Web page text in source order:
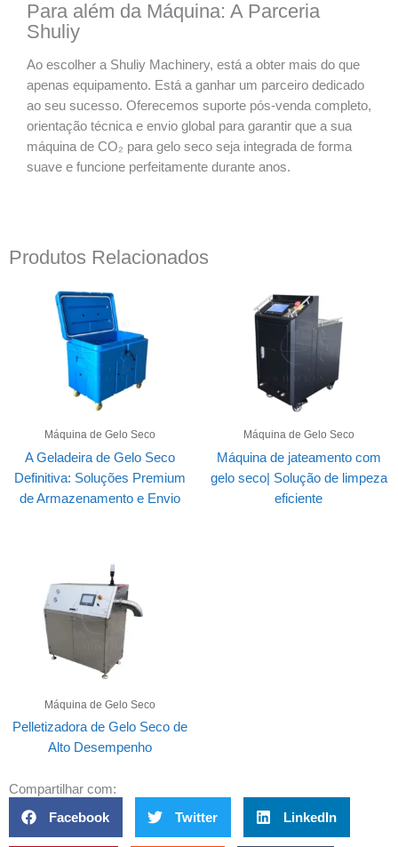
Para além da Máquina: A Parceria
Shuliy
Ao escolher a Shuliy Machinery, está a obter mais do que
apenas equipamento. Está a ganhar um parceiro dedicado
ao seu sucesso. Oferecemos suporte pós-venda completo,
orientação técnica e envio global para garantir que a sua
máquina de CO₂ para gelo seco seja integrada de forma
suave e funcione perfeitamente durante anos.
Produtos Relacionados
Máquina de Gelo Seco
A Geladeira de Gelo Seco
Definitiva: Soluções Premium
de Armazenamento e Envio
Máquina de Gelo Seco
Máquina de jateamento com
gelo seco| Solução de limpeza
eficiente
Máquina de Gelo Seco
Pelletizadora de Gelo Seco de
Alto Desempenho
Compartilhar com:
Facebook Twitter LinkedIn